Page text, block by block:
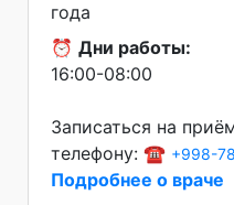
года
⏰ Дни работы:
16:00-08:00
Записаться на
телефону: ☎️ +998-
Подробнее о враче